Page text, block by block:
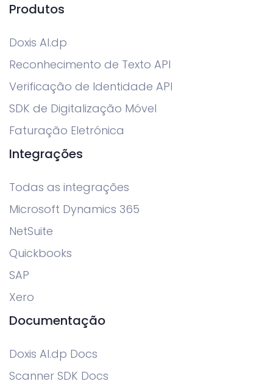
Produtos
Doxis AI.dp
Reconhecimento de Texto API
Verificação de Identidade API
SDK de Digitalização Móvel
Faturação Eletrónica
Integrações
Todas as integrações
Microsoft Dynamics 365
NetSuite
Quickbooks
SAP
Xero
Documentação
Doxis AI.dp Docs
Scanner SDK Docs